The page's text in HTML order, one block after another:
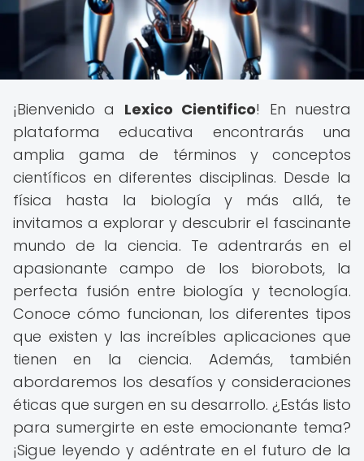
¡Bienvenido a Lexico Cientifico! En nuestra
plataforma educativa encontrarás una
amplia gama de términos y conceptos
científicos en diferentes disciplinas. Desde la
física hasta la biología y más allá, te
invitamos a explorar y descubrir el fascinante
mundo de la ciencia. Te adentrarás en el
apasionante campo de los biorobots, la
perfecta fusión entre biología y tecnología.
Conoce cómo funcionan, los diferentes tipos
que existen y las increíbles aplicaciones que
tienen en la ciencia. Además, también
abordaremos los desafíos y consideraciones
éticas que surgen en su desarrollo. ¿Estás listo
para sumergirte en este emocionante tema?
¡Sigue leyendo y adéntrate en el futuro de la